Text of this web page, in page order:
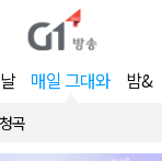
매일 그대와 밤&
곡